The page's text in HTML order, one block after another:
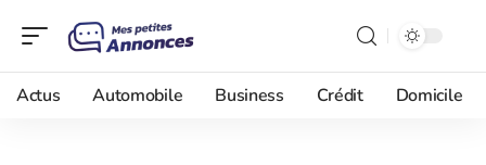
Actus Automobile Business Crédit Domicile